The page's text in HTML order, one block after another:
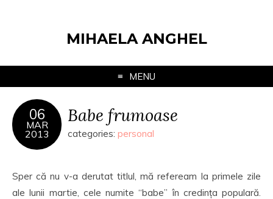
MIHAELA ANGHEL
MENU
06
MAR
2013
Babe frumoase
categories: personal
Sper că nu v-a derutat titlul, mă refeream la primele zile
ale lunii martie, cele numite “babe” în credința populară.